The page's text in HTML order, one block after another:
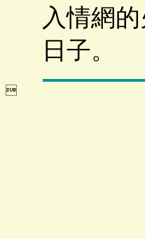
入情網
日子。
